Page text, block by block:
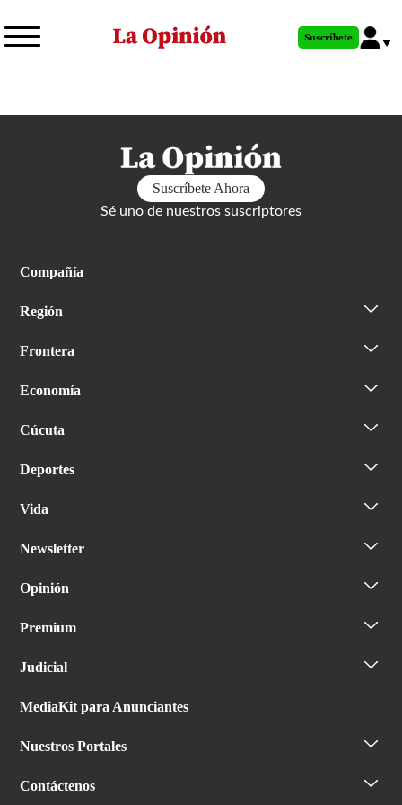
al
principal
Suscríbete
Suscríbete Ahora
Sé uno de nuestros suscriptores
Compañía
Región
Frontera
Economía
Cúcuta
Deportes
Vida
Newsletter
Opinión
Premium
Judicial
MediaKit para Anunciantes
Nuestros Portales
Contáctenos